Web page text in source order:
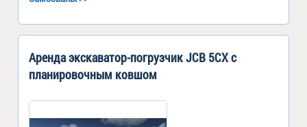
Аренда экскаватор-погрузчик JCB 5CX с
планировочным ковшом